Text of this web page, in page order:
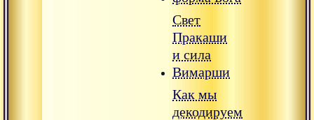
Свет
Пракаши
и сила
Вимарши
Как мы
декодируем